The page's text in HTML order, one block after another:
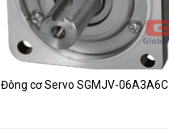
Đông cơ Servo SGMJV-06A3A6C